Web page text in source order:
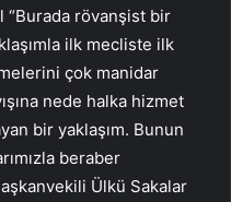
“Burada rövanşist bir
ilk mecliste ilk
çok manidar
nede halka hizmet
bir yaklaşım. Bunun
beraber
Ülkü Sakalar